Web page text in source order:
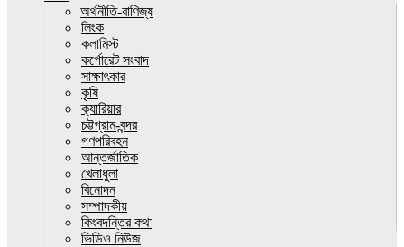
অর্থনীতি-বাণিজ্য
লিংক
কলামিস্ট
কর্পোরেট সংবাদ
সাক্ষাৎকার
কৃষি
ক্যারিয়ার
চট্টগ্রাম-বন্দর
গণপরিবহন
আন্তর্জাতিক
খেলাধুলা
বিনোদন
সম্পাদকীয়
কিংবদন্তির কথা
ভিডিও নিউজ